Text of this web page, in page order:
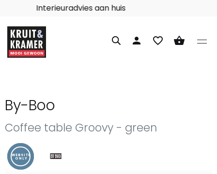
Interieuradvies aan huis
person favorite_border shopping_basket
By-Boo
Coffee table Groovy - green
WEBSITE
ONLY